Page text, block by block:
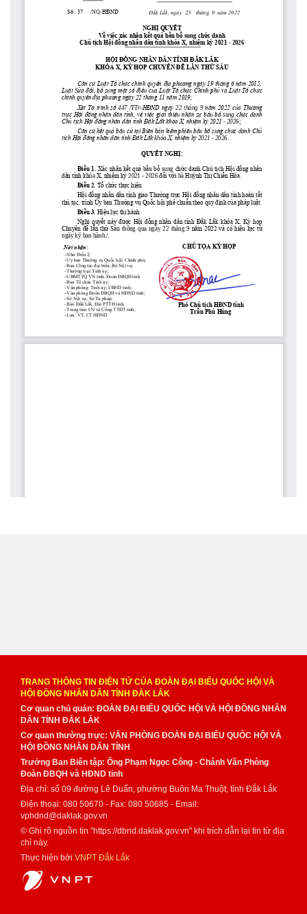
TRANG THÔNG TIN ĐIỆN TỬ CỦA ĐOÀN ĐẠI BIỂU QUỐC HỘI VÀ
HỘI ĐỒNG NHÂN DÂN TỈNH ĐẮK LẮK
Cơ quan chủ quản: ĐOÀN ĐẠI BIỂU QUỐC HỘI VÀ HỘI ĐỒNG NHÂN
DÂN TỈNH ĐẮK LẮK
Cơ quan thường trực: VĂN PHÒNG ĐOÀN ĐẠI BIỂU QUỐC HỘI VÀ
HỘI ĐỒNG NHÂN DÂN TỈNH
Trưởng Ban Biên tập: Ông Phạm Ngọc Công - Chánh Văn Phòng
Đoàn ĐBQH và HĐND tỉnh
Địa chỉ: số 09 đường Lê Duẩn, phường Buôn Ma Thuột, tỉnh Đắk Lắk
Điện thoại: 080 50670 - Fax: 080 50685 - Email:
vphdnd@daklak.gov.vn
© Ghi rõ nguồn tin "https://dbnd.daklak.gov.vn" khi trích dẫn lại tin từ địa
chỉ này.
Thực hiện bởi VNPT Đắk Lắk